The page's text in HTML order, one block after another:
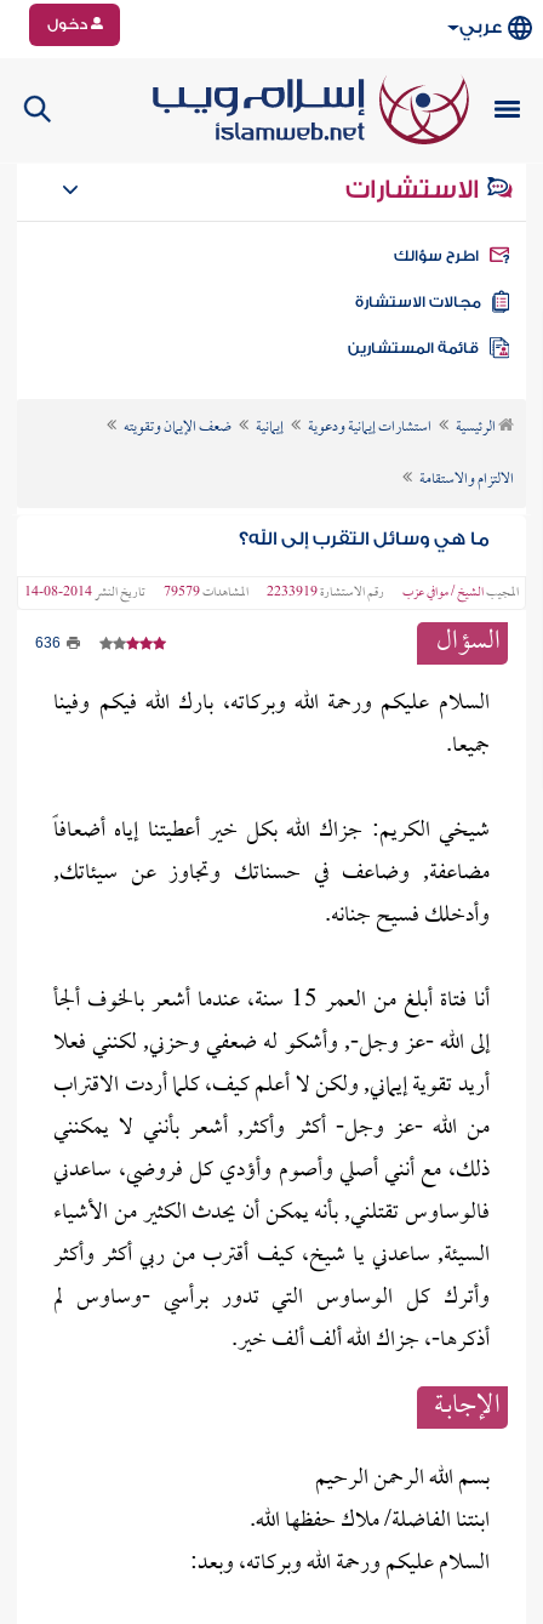
عربي دخول
الاستشارات
سؤالك
الاستشارة
الرئيسية استشارات إيمانية ودعوية إيمانية
ضعف الإيمان وتقويته
الالتزام والاستقامة
ما هي وسائل التقرب إلى الله؟
المجيبالشيخ / موافي عزب رقم الاستشارة2233919 المشاهدات79579 تاريخ النشر2014-08-14
السؤال 636
السلام عليكم ورحمة الله وبركاته، بارك الله فيكم وفينا
جميعا.
شيخي الكريم: جزاك الله بكل خير أعطيتنا إياه أضعافاً
مضاعفة, وضاعف في حسناتك وتجاوز عن سيئاتك,
وأدخلك فسيح جنانه.
أنا فتاة أبلغ من العمر 15 سنة، عندما أشعر بالخوف ألجأ
إلى الله -عز وجل-, وأشكو له ضعفي وحزني, لكنني فعلا
أريد تقوية إيماني, ولكن لا أعلم كيف، كلما أردت الاقتراب
من الله -عز وجل- أكثر وأكثر, أشعر بأنني لا يمكنني
ذلك، مع أنني أصلي وأصوم وأؤدي كل فروضي، ساعدني
فالوساوس تقتلني, بأنه يمكن أن يحدث الكثير من الأشياء
السيئة, ساعدني يا شيخ، كيف أقترب من ربي أكثر وأكثر
وأترك كل الوساوس التي تدور برأسي -وساوس لم
أذكرها-، جزاك الله ألف ألف خير.
الإجابــة
بسم الله الرحمن الرحيم
ابنتنا الفاضلة/ ملاك حفظها الله.
السلام عليكم ورحمة الله وبركاته، وبعد: